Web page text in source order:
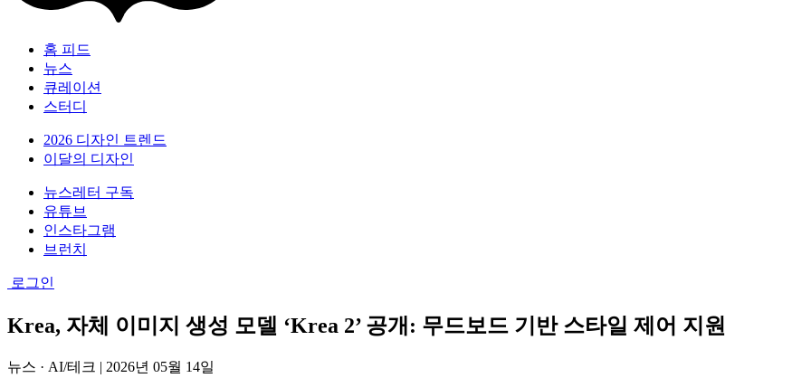
홈 피드
뉴스
큐레이션
스터디
2026 디자인 트렌드
이달의 디자인
뉴스레터 구독
유튜브
인스타그램
브런치
로그인
Krea, 자체 이미지 생성 모델 ‘Krea 2’ 공개: 무드보드 기반 스타일 제어 지원
뉴스 · AI/테크 | 2026년 05월 14일